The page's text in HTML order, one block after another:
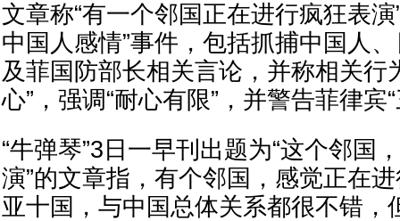
文章称“有一个邻国正在进行疯狂表演
中国人感情”事件，包括抓捕中国人
及菲国防部长相关言论，并称相关行
心”，强调“耐心有限”，并警告菲律宾
“牛弹琴”3日一早刊出题为“这个邻国
演”的文章指，有个邻国，感觉正在
亚十国，与中国总体关系都很不错，